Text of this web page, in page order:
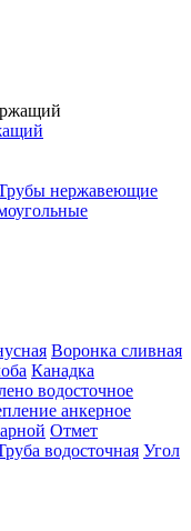
нержавеющие
Воронка сливная
Канадка
водосточное
анкерное
Отмет
водосточная Угол